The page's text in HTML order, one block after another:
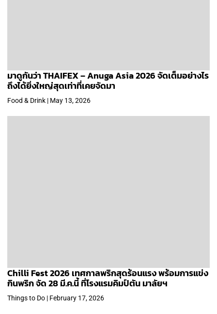
มาดูกันว่า THAIFEX – Anuga Asia 2026 จัดเต็มอย่างไร
ถึงได้ยิ่งใหญ่สุดเท่าที่เคยจัดมา
Food & Drink | May 13, 2026
Chilli Fest 2026 เทศกาลพริกสุดร้อนแรง พร้อมการแข่ง
กินพริก จัด 28 มี.ค.นี้ ที่โรงแรมคิมป์ตัน มาลัยฯ
Things to Do | February 17, 2026